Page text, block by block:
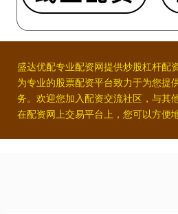
盛达优配专业配资网提供炒股杠杆配
为专业的股票配资平台致力于为您提
务。欢迎您加入配资交流社区，与其
在配资网上交易平台上，您可以方便